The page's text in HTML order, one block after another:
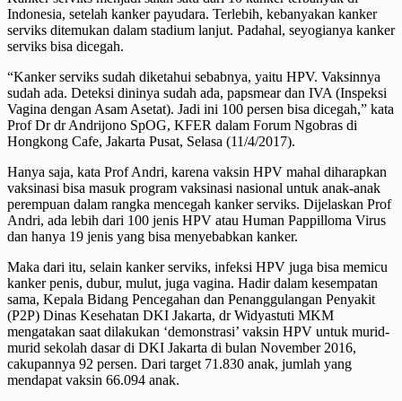
Indonesia, setelah kanker payudara. Terlebih, kebanyakan kanker
serviks ditemukan dalam stadium lanjut. Padahal, seyogianya kanker
serviks bisa dicegah.
“Kanker serviks sudah diketahui sebabnya, yaitu HPV. Vaksinnya
sudah ada. Deteksi dininya sudah ada, papsmear dan IVA (Inspeksi
Vagina dengan Asam Asetat). Jadi ini 100 persen bisa dicegah,” kata
Prof Dr dr Andrijono SpOG, KFER dalam Forum Ngobras di
Hongkong Cafe, Jakarta Pusat, Selasa (11/4/2017).
Hanya saja, kata Prof Andri, karena vaksin HPV mahal diharapkan
vaksinasi bisa masuk program vaksinasi nasional untuk anak-anak
perempuan dalam rangka mencegah kanker serviks. Dijelaskan Prof
Andri, ada lebih dari 100 jenis HPV atau Human Pappilloma Virus
dan hanya 19 jenis yang bisa menyebabkan kanker.
Maka dari itu, selain kanker serviks, infeksi HPV juga bisa memicu
kanker penis, dubur, mulut, juga vagina. Hadir dalam kesempatan
sama, Kepala Bidang Pencegahan dan Penanggulangan Penyakit
(P2P) Dinas Kesehatan DKI Jakarta, dr Widyastuti MKM
mengatakan saat dilakukan ‘demonstrasi’ vaksin HPV untuk murid-
murid sekolah dasar di DKI Jakarta di bulan November 2016,
cakupannya 92 persen. Dari target 71.830 anak, jumlah yang
mendapat vaksin 66.094 anak.